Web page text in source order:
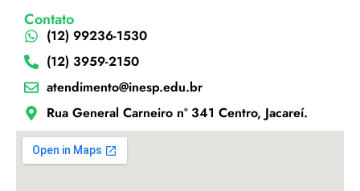
Contato
(12) 99236-1530
(12) 3959-2150
atendimento@inesp.edu.br
Rua General Carneiro nº 341 Centro, Jacareí.